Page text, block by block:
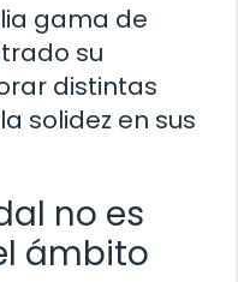
gama de
su
distintas
solidez en sus
no es
ámbito